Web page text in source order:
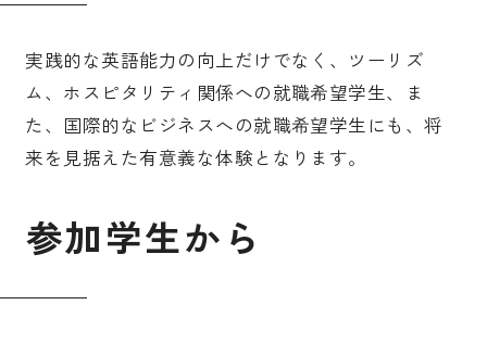
実践的な英語能力の向上だけでなく、ツーリズ
ム、ホスピタリティ関係への就職希望学生、ま
た、国際的なビジネスへの就職希望学生にも、将
来を見据えた有意義な体験となります。
参加学生か ら